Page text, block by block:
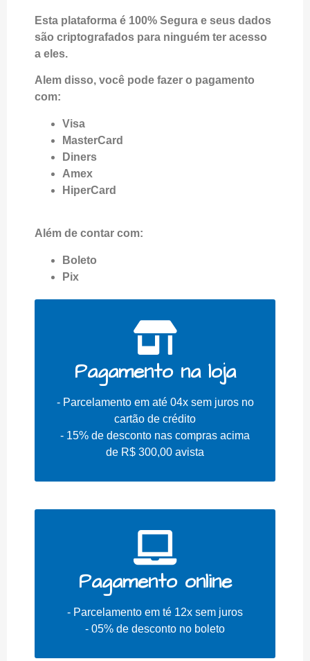
Esta plataforma é 100% Segura e seus dados
são criptografados para ninguém ter acesso
a eles.
Alem disso, você pode fazer o pagamento
com:
Visa
MasterCard
Diners
Amex
HiperCard
Além de contar com:
Boleto
Pix
Pagamento na loja
- Parcelamento em até 04x sem juros no
cartão de crédito
- 15% de desconto nas compras acima
de R$ 300,00 avista
Pagamento online
- Parcelamento em té 12x sem juros
- 05% de desconto no boleto